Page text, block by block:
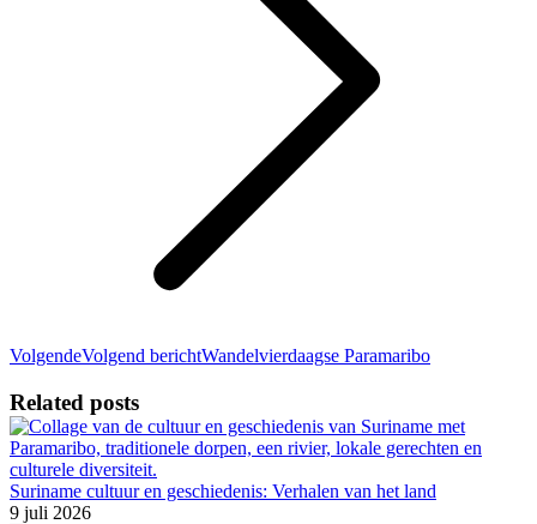
VolgendeVolgend berichtWandelvierdaagse Paramaribo
Related posts
Suriname cultuur en geschiedenis: Verhalen van het land
9 juli 2026